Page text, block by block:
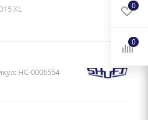
XL
НС-0006554
0
0